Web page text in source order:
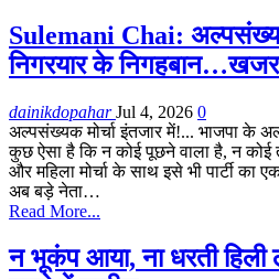
Sulemani Chai:
निगरयार के
dainikdopaharJul 4, 2026 0
अल्पसंख्यक मोर्चा इंतजार में!... भाजपा के
कुछ ऐसा है कि न कोई पूछने वाला है, न कोई
और महिला मोर्चा के साथ इसे भी पार्टी का
अब बड़े नेता…
Read More...
न भूकंप आया, ना धरती हिली